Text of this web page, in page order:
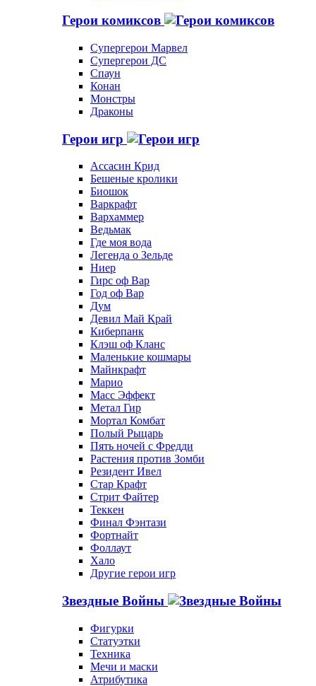
Герои комиксов
Супергерои Марвел
Супергерои ДС
Спаун
Конан
Монстры
Драконы
Герои игр
Ассасин Крид
Бешеные кролики
Биошок
Варкрафт
Вархаммер
Ведьмак
Где моя вода
Легенда о Зельде
Ниер
Гирс оф Вар
Год оф Вар
Дум
Девил Май Край
Киберпанк
Клэш оф Кланс
Маленькие кошмары
Майнкрафт
Марио
Масс Эффект
Метал Гир
Мортал Комбат
Полый Рыцарь
Пять ночей с Фредди
Растения против Зомби
Резидент Ивел
Стар Крафт
Стрит Файтер
Теккен
Финал Фэнтази
Фортнайт
Фоллаут
Хало
Другие герои игр
Звездные Войны
Фигурки
Статуэтки
Техника
Мечи и маски
Атрибутика